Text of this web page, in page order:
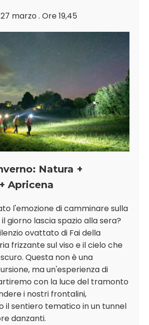
marzo . Ore 19,45
Natura +
Apricena
l'emozione di camminare sulla
giorno lascia spazio alla sera?
ovattato di Fai della
frizzante sul viso e il cielo che
Questa non è una
ma un'esperienza di
con la luce del tramonto
i nostri frontalini,
il sentiero tematico in un tunnel
danzanti.